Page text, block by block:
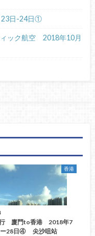
日-24日①
ック航空 2018年10月
香港
廈門to香港 2018年7
ー28日④ 尖沙咀站